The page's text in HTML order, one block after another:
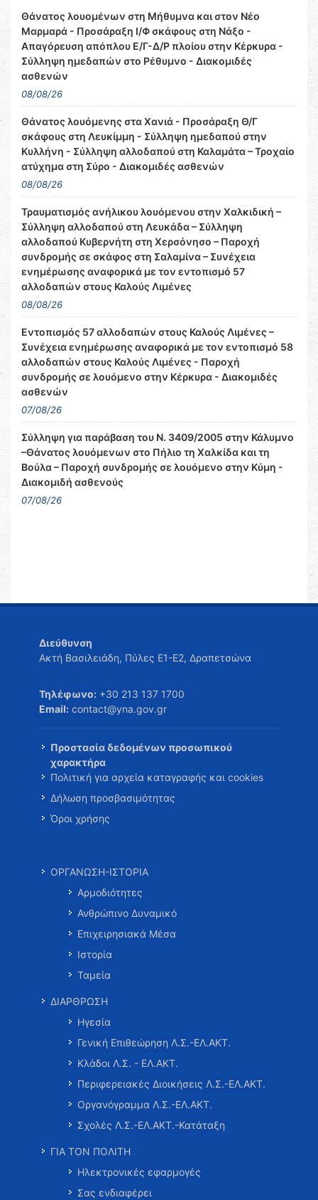
Θάνατος λουομένων στη Μήθυμνα και στον Νέο
Μαρμαρά - Προσάραξη Ι/Φ σκάφους στη Νάξο -
Απαγόρευση απόπλου Ε/Γ-Δ/Ρ πλοίου στην Κέρκυρα -
Σύλληψη ημεδαπών στο Ρέθυμνο - Διακομιδές
ασθενών
08/08/26
Θάνατος λουόμενης στα Χανιά - Προσάραξη Θ/Γ
σκάφους στη Λευκίμμη - Σύλληψη ημεδαπού στην
Κυλλήνη - Σύλληψη αλλοδαπού στη Καλαμάτα – Τροχαίο
ατύχημα στη Σύρο - Διακομιδές ασθενών
08/08/26
Τραυματισμός ανήλικου λουόμενου στην Χαλκιδική –
Σύλληψη αλλοδαπού στη Λευκάδα – Σύλληψη
αλλοδαπού Κυβερνήτη στη Χερσόνησο – Παροχή
συνδρομής σε σκάφος στη Σαλαμίνα – Συνέχεια
ενημέρωσης αναφορικά με τον εντοπισμό 57
αλλοδαπών στους Καλούς Λιμένες
08/08/26
Εντοπισμός 57 αλλοδαπών στους Καλούς Λιμένες –
Συνέχεια ενημέρωσης αναφορικά με τον εντοπισμό 58
αλλοδαπών στους Καλούς Λιμένες - Παροχή
συνδρομής σε λουόμενο στην Κέρκυρα - Διακομιδές
ασθενών
07/08/26
Σύλληψη για παράβαση του Ν. 3409/2005 στην Κάλυμνο
–Θάνατος λουόμενων στο Πήλιο τη Χαλκίδα και τη
Βούλα – Παροχή συνδρομής σε λουόμενο στην Κύμη -
Διακομιδή ασθενούς
07/08/26
Διεύθυνση
Ακτή Βασιλειάδη, Πύλες Ε1-Ε2, Δραπετσώνα
Τηλέφωνο: +30 213 137 1700
Email: contact@yna.gov.gr
Προστασία δεδομένων προσωπικού
χαρακτήρα
Πολιτική για αρχεία καταγραφής και cookies
Δήλωση προσβασιμότητας
Όροι χρήσης
ΟΡΓΑΝΩΣΗ-ΙΣΤΟΡΙΑ
Αρμοδιότητες
Ανθρώπινο Δυναμικό
Επιχειρησιακά Μέσα
Ιστορία
Ταμεία
ΔΙΑΡΘΡΩΣΗ
Ηγεσία
Γενική Επιθεώρηση Λ.Σ.-ΕΛ.ΑΚΤ.
Κλάδοι Λ.Σ. - ΕΛ.ΑΚΤ.
Περιφερειακές Διοικήσεις Λ.Σ.-ΕΛ.ΑΚΤ.
Οργανόγραμμα Λ.Σ.-ΕΛ.ΑΚΤ.
Σχολές Λ.Σ.-ΕΛ.ΑΚΤ.-Κατάταξη
ΓΙΑ ΤΟΝ ΠΟΛΙΤΗ
Ηλεκτρονικές εφαρμογές
Σας ενδιαφέρει